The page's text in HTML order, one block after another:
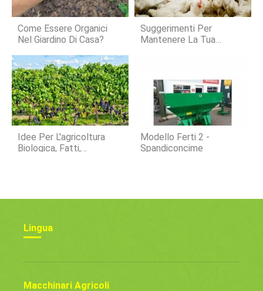
Come Essere Organici
Nel Giardino Di Casa?
Suggerimenti Per
Mantenere La Tua
Idee Per L'agricoltura
Biologica, Fatti,
Modello Ferti 2 -
Spandiconcime
Lingua
Macchinari Agricoli